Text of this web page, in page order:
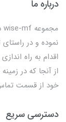
درباره ما
اقدام به راه
از آنجا که در
خود از قسمت تماس
دسترسی سریع